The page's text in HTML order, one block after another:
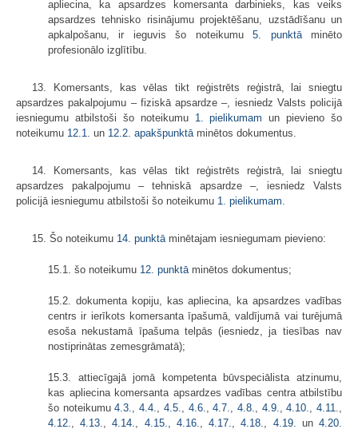
apliecina, ka apsardzes komersanta darbinieks, kas veiks
apsardzes tehnisko risinājumu projektēšanu, uzstādīšanu un
apkalpošanu, ir ieguvis šo noteikumu5. punktāminēto
profesionālo izglītību.
13. Komersants, kas vēlas tikt reģistrēts reģistrā, lai sniegtu
apsardzes pakalpojumu – fiziskā apsardze –, iesniedz Valsts policijā
iesniegumu atbilstoši šo noteikumu 1. pielikumam un pievieno šo
noteikumu 12.1. un 12.2. apakšpunktā minētos dokumentus.
14. Komersants, kas vēlas tikt reģistrēts reģistrā, lai sniegtu
apsardzes pakalpojumu – tehniskā apsardze –, iesniedz Valsts
policijā iesniegumu atbilstoši šo noteikumu 1. pielikumam
15. Šo noteikumu 14. punktā minētajam iesniegumam pievieno:
15.1. šo noteikumu 12. punktā minētos dokumentus;
15.2. dokumenta kopiju, kas apliecina, ka apsardzes vadības
centrs ir ierīkots komersanta īpašumā, valdījumā vai turējumā
esoša nekustamā īpašuma telpās (iesniedz, ja tiesības nav
nostiprinātas zemesgrāmatā);
15.3. attiecīgajā jomā kompetenta būvspeciālista atzinumu,
kas apliecina komersanta apsardzes vadības centra atbilstību
šo noteikumu4.3., 4.4. 4.5. 4.6. ,4.7. 4.8. 4.9. , ​4.10. ,4.11.
4.12.
, ​4.13. , ​4.14. 4.15. 4.16. ,4.17. ,4.18. 4.19. un4.20.